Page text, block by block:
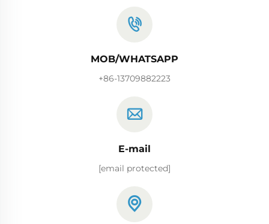
MOB/WHATSAPP
+86-13709882223
E-mail
[email protected]